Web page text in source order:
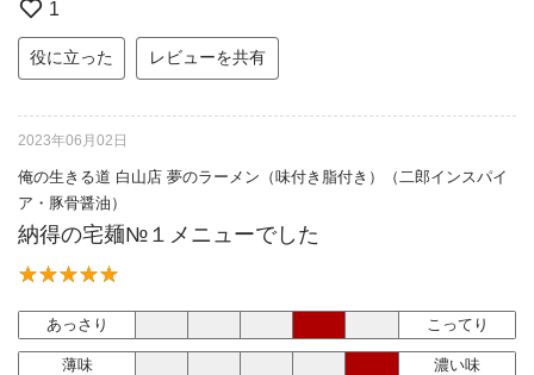
1
役に立った レビューを共有
2023年06月02日
俺の生きる道 白山店 夢のラーメン（味付き脂付き）（二郎インスパイ
ア・豚骨醤油）
納得の宅麺№１メニューでした
あっさり こってり
薄味 濃い味